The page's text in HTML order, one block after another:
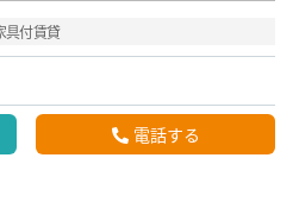
具付賃貸
電話する